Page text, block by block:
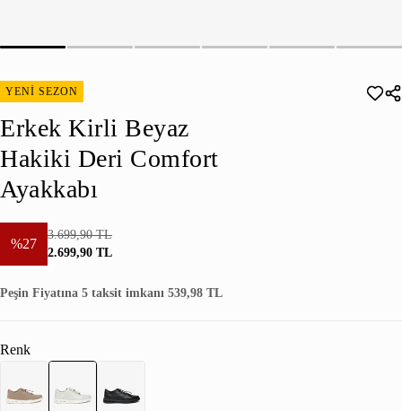
YENİ SEZON
Erkek Kirli Beyaz
Hakiki Deri Comfort
Ayakkabı
%27
3.699,90 TL
2.699,90 TL
Peşin Fiyatına 5 taksit imkanı 539,98 TL
Renk